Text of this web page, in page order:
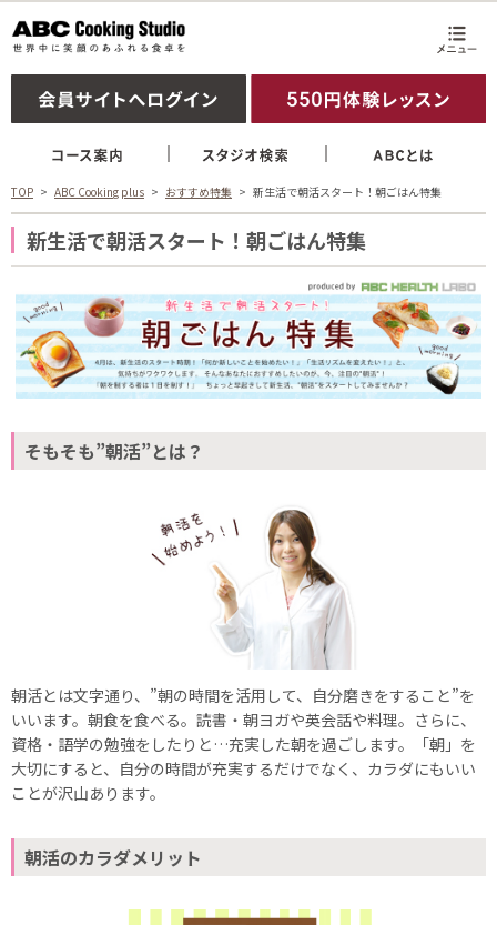
TOP ABC Cooking plus おすすめ特集 新生活で朝活スタート！朝ごはん特集
新生活で朝活スタート！朝ごはん特集
そもそも”朝活”とは？
朝活とは文字通り、”朝の時間を活用して、自分磨きをすること”を
いいます。朝食を食べる。読書・朝ヨガや英会話や料理。さらに、
資格・語学の勉強をしたりと…充実した朝を過ごします。「朝」を
大切にすると、自分の時間が充実するだけでなく、カラダにもいい
ことが沢山あります。
朝活のカラダメリット